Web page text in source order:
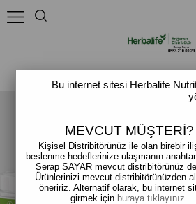
Bu internet sitesi Herbalife
MEVCUT MÜŞTERİ?
Kişisel Distribitörünüz ile olan birebir
beslenme hedeflerinize ulaşmanın
Serap SAYAR mevcut distribitörünüz
Ürünlerinizi mevcut distribitörünüzden
öneririz. Alternatif olarak, bu internet
girmek için buraya tıklayınız.